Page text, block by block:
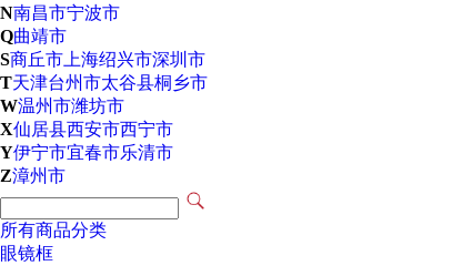
N南昌市宁波市
Q曲靖市
S商丘市 上海绍兴市深圳市
T天津台州市太谷县桐乡市
W温州市潍坊市
X仙居县西安市西宁市
Y伊宁市宜春市乐清市
Z漳州市
所有商品分类
眼镜框